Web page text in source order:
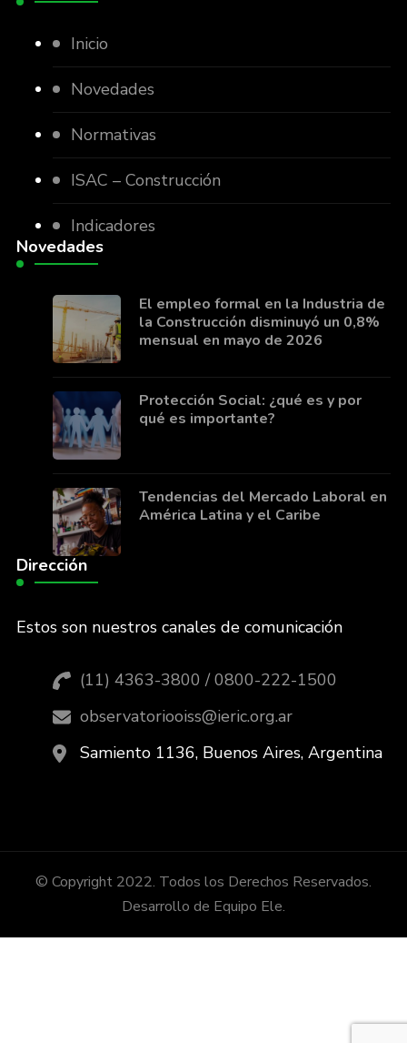
Inicio
Novedades
Normativas
ISAC – Construcción
Indicadores
Novedades
El empleo formal en la Industria de
la Construcción disminuyó un 0,8%
mensual en mayo de 2026
Protección Social: ¿qué es y por
qué es importante?
Tendencias del Mercado Laboral en
América Latina y el Caribe
Dirección
Estos son nuestros canales de comunicación
(11) 4363-3800 / 0800-222-1500
observatoriooiss@ieric.org.ar
Samiento 1136, Buenos Aires, Argentina
© Copyright 2022. Todos los Derechos Reservados.
Desarrollo de Equipo Ele.